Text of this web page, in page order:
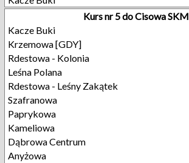
Kurs nr 5 do Cisowa SKM
Kacze Buki
Krzemowa [GDY]
Rdestowa - Kolonia
Leśna Polana
Rdestowa - Leśny Zakątek
Szafranowa
Paprykowa
Kameliowa
Dąbrowa Centrum
Anyżowa